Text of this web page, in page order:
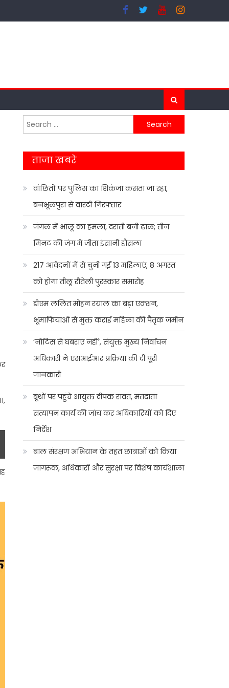
Search
for:
ताजा खबरे
वांछितों पर पुलिस का शिकंजा कसता जा रहा,
बनभूलपुरा से वारंटी गिरफ्तार
जंगल में भालू का हमला, दराती बनी ढाल; तीन
मिनट की जंग में जीता इंसानी हौसला
217 आवेदनों में से चुनी गईं 13 महिलाएं, 8 अगस्त
को होगा तीलू रौतेली पुरस्कार समारोह
डीएम ललित मोहन रयाल का बड़ा एक्शन,
भूमाफियाओं से मुक्त कराई महिला की पैतृक जमीन
‘नोटिस से घबराएं नहीं’, संयुक्त मुख्य निर्वाचन
अधिकारी ने एसआईआर प्रक्रिया की दी पूरी
जानकारी
बूथों पर पहुंचे आयुक्त दीपक रावत, मतदाता
सत्यापन कार्य की जांच कर अधिकारियों को दिए
निर्देश
बाल संरक्षण अभियान के तहत छात्राओं को किया
जागरूक, अधिकारों और सुरक्षा पर विशेष कार्यशाला